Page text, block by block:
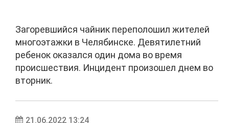
Загоревшийся чайник переполошил жителей
многоэтажки в Челябинске. Девятилетний
ребенок оказался один дома во время
происшествия. Инцидент произошел днем во
вторник.
21.06.2022 13:24